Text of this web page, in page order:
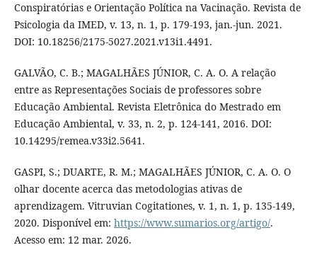
Conspiratórias e Orientação Política na Vacinação. Revista de
Psicologia da IMED, v. 13, n. 1, p. 179-193, jan.-jun. 2021.
DOI: 10.18256/2175-5027.2021.v13i1.4491.
GALVÃO, C. B.; MAGALHÃES JÚNIOR, C. A. O. A relação
entre as Representações Sociais de professores sobre
Educação Ambiental. Revista Eletrônica do Mestrado em
Educação Ambiental, v. 33, n. 2, p. 124-141, 2016. DOI:
10.14295/remea.v33i2.5641.
GASPI, S.; DUARTE, R. M.; MAGALHÃES JÚNIOR, C. A. O. O
olhar docente acerca das metodologias ativas de
aprendizagem. Vitruvian Cogitationes, v. 1, n. 1, p. 135-149,
2020. Disponível em: https://www.sumarios.org/artigo/.
Acesso em: 12 mar. 2026.